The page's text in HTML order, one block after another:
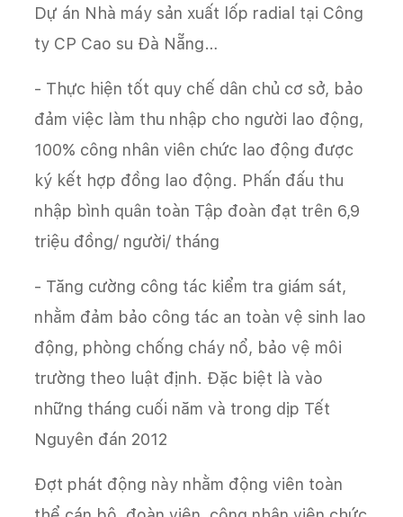
Dự án Nhà máy sản xuất lốp radial tại Công
ty CP Cao su Đà Nẵng…
- Thực hiện tốt quy chế dân chủ cơ sở, bảo
đảm việc làm thu nhập cho người lao động,
100% công nhân viên chức lao động được
ký kết hợp đồng lao động. Phấn đấu thu
nhập bình quân toàn Tập đoàn đạt trên 6,9
triệu đồng/ người/ tháng
- Tăng cường công tác kiểm tra giám sát,
nhằm đảm bảo công tác an toàn vệ sinh lao
động, phòng chống cháy nổ, bảo vệ môi
trường theo luật định. Đặc biệt là vào
những tháng cuối năm và trong dịp Tết
Nguyên đán 2012
Đợt phát động này nhằm động viên toàn